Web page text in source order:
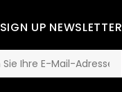
SIGN UP NEWSLETTER